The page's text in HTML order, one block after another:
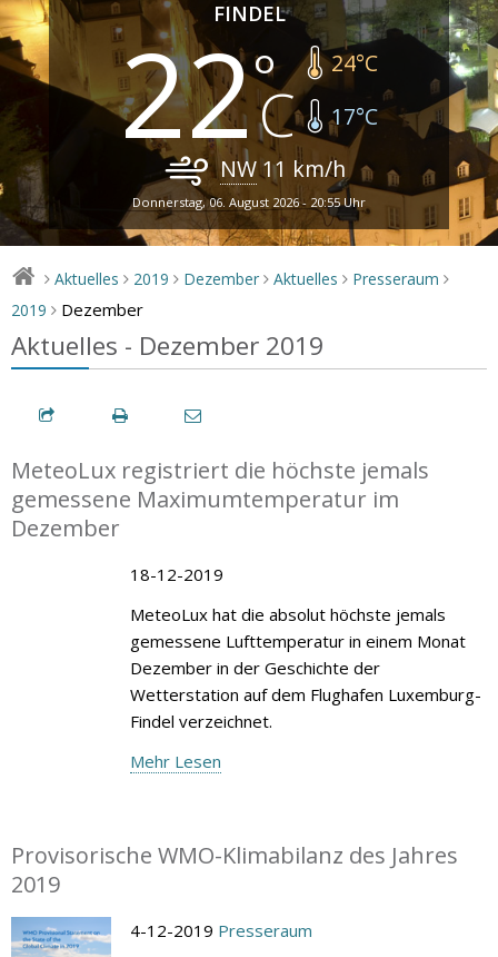
FINDEL
22 24°C
17°C
NW11 km/h
Donnerstag, 06. August 2026 - 20:55 Uhr
> Aktuelles > 2019 > Dezember > Aktuelles > Presseraum >
2019 > Dezember
Aktuelles - Dezember 2019
MeteoLux registriert die höchste jemals
gemessene Maximumtemperatur im
Dezember
18-12-2019
MeteoLux hat die absolut höchste jemals
gemessene Lufttemperatur in einem Monat
Dezember in der Geschichte der
Wetterstation auf dem Flughafen Luxemburg-
Findel verzeichnet.
Mehr Lesen
Provisorische WMO-Klimabilanz des Jahres
2019
4-12-2019 Presseraum